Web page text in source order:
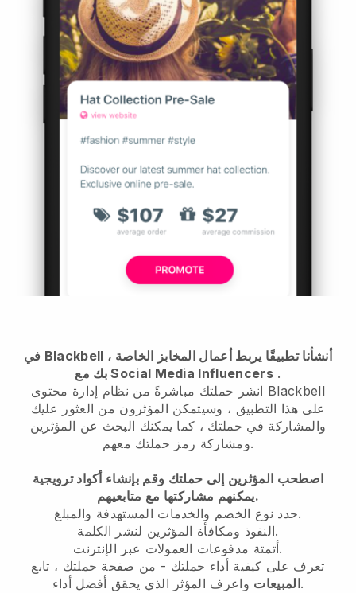
في Blackbell ، أنشأنا تطبيقًا يربط أعمال المخابز الخاصة
بك مع Social Media Influencers .
انشر حملتك مباشرةً من نظام إدارة محتوى Blackbell
على هذا التطبيق ، وسيتمكن المؤثرون من العثور عليك
والمشاركة في حملتك ، كما يمكنك البحث عن المؤثرين
ومشاركة رمز حملتك معهم.
اصطحب المؤثرين إلى حملتك وقم بإنشاء أكواد ترويجية
يمكنهم مشاركتها مع متابعيهم.
حدد نوع الخصم والخدمات المستهدفة والمبلغ.
النفوذ ومكافأة المؤثرين لنشر الكلمة.
أتمتة مدفوعات العمولات عبر الإنترنت.
تعرف على كيفية أداء حملتك - من صفحة حملتك ، تابع
المبيعاتواعرف المؤثر الذي يحقق أفضل أداء.